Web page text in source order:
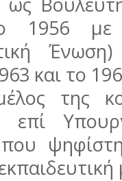
1956 με
Ένωση)
και το
της
επί